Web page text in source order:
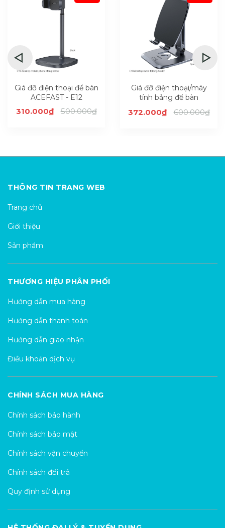
Giá đỡ điện thoại để bàn
ACEFAST - E12
310.000₫ 500.000₫
Giá đỡ điện thoại/máy
tính bảng để bàn
ACEFAST - E13
372.000₫ 600.000₫
THÔNG TIN TRANG WEB
Trang chủ
Giới thiệu
Sản phẩm
THƯƠNG HIỆU PHÂN PHỐI
Hướng dẫn mua hàng
Hướng dẫn thanh toán
Hướng dẫn giao nhận
Điều khoản dịch vụ
CHÍNH SÁCH MUA HÀNG
Chính sách bảo hành
Chính sách bảo mật
Chính sách vận chuyển
Chính sách đổi trả
Quy định sử dụng